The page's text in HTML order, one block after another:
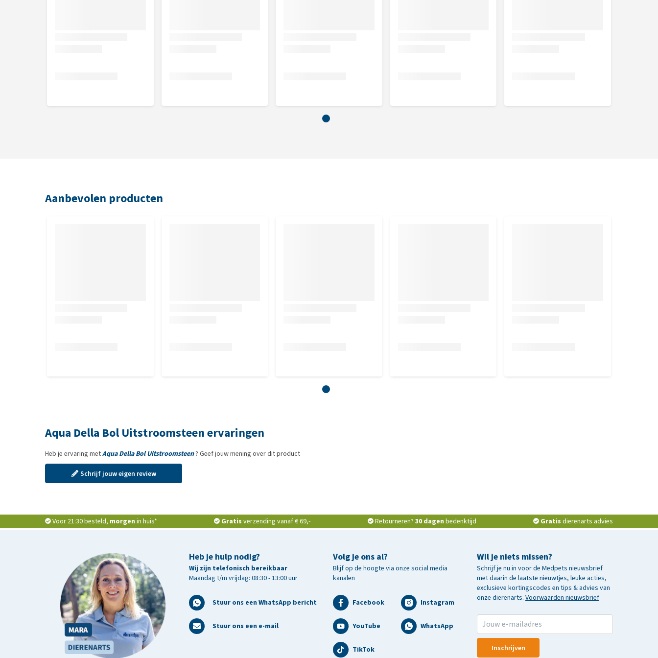
Aanbevolen producten
Aqua Della Bol Uitstroomsteen ervaringen
Heb je ervaring metAqua Della Bol Uitstroomsteen? Geef jouw mening over dit product
Schrijf jouw eigen review
Voor 21:30 besteld, morgen in huis* Gratis verzending vanaf € 69,- Retourneren? 30 dagen bedenktijd Gratis dierenarts advies
Heb je hulp nodig?
Wij zijn telefonisch bereikbaar
Maandag t/m vrijdag: 08:30 - 13:00 uur
Stuur ons een WhatsApp bericht
Stuur ons een e-mail
Wil je niets missen?
Schrijf je nu in voor de Medpets nieuwsbrief
met daarin de laatste nieuwtjes, leuke acties,
exclusieve kortingscodes en tips & advies van
onze dierenarts. Voorwaarden nieuwsbrief
Inschrijven
Volg je ons al?
Blijf op de hoogte via onze social media
kanalen
Facebook Instagram
YouTube WhatsApp
TikTok